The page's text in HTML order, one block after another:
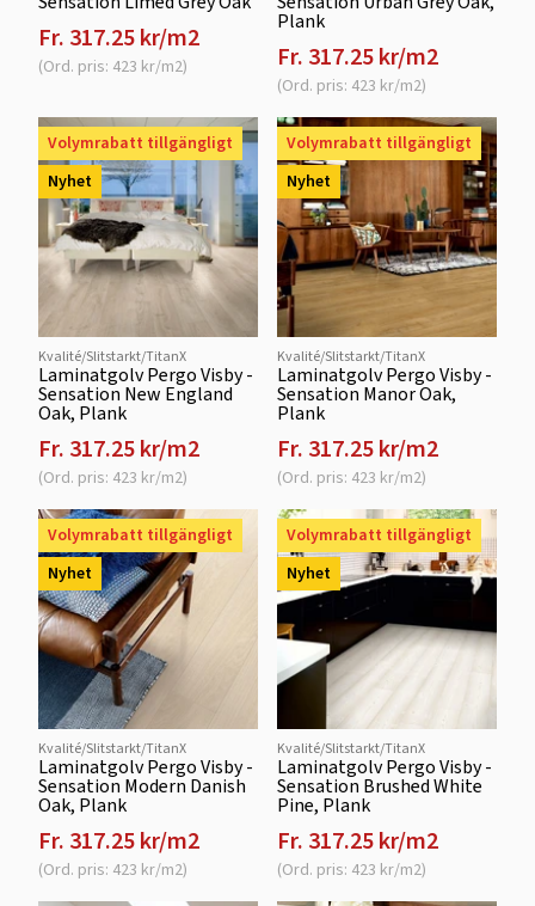
Fr. 317.25 kr/m2
(Ord. pris: 423 kr/m2)
Plank
Fr. 317.25 kr/m2
(Ord. pris: 423 kr/m2)
Volymrabatt tillgängligt
Nyhet
Kvalité/Slitstarkt/TitanX
Laminatgolv Pergo Visby -
Sensation New England
Oak, Plank
Fr. 317.25 kr/m2
(Ord. pris: 423 kr/m2)
Volymrabatt tillgängligt
Nyhet
Kvalité/Slitstarkt/TitanX
Laminatgolv Pergo Visby -
Sensation Manor Oak,
Plank
Fr. 317.25 kr/m2
(Ord. pris: 423 kr/m2)
Volymrabatt tillgängligt
Nyhet
Kvalité/Slitstarkt/TitanX
Laminatgolv Pergo Visby -
Sensation Modern Danish
Oak, Plank
Fr. 317.25 kr/m2
(Ord. pris: 423 kr/m2)
Volymrabatt tillgängligt
Nyhet
Kvalité/Slitstarkt/TitanX
Laminatgolv Pergo Visby -
Sensation Brushed White
Pine, Plank
Fr. 317.25 kr/m2
(Ord. pris: 423 kr/m2)